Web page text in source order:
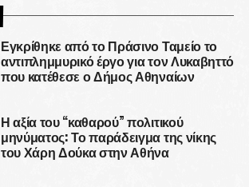
Εγκρίθηκε από το Πράσινο Ταμείο το
αντιπλημμυρικό έργο για τον Λυκαβηττό
που κατέθεσε ο Δήμος Αθηναίων
Η αξία του “καθαρού” πολιτικού
μηνύματος: Το παράδειγμα της νίκης
του Χάρη Δούκα στην Αθήνα